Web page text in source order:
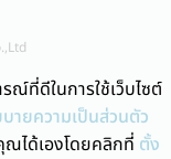
ณ์ที่ดีในการใช้เว็บไซต์
บายความเป็นส่วนตัว
ณได้เองโดยคลิกที่ ตั้ง